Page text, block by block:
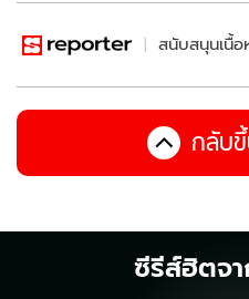
สนับสนุนเนื้อ
กลับ
ซีรีส์ฮิตจ